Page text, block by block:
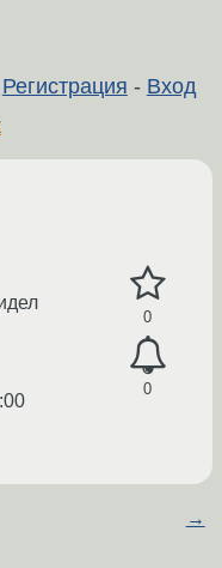
Регистрация - Вход
0
0
→